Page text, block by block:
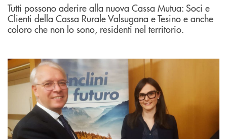
Tutti possono aderire alla nuova Cassa Mutua: Soci e
Clienti della Cassa Rurale Valsugana e Tesino e anche
coloro che non lo sono, residenti nel territorio.